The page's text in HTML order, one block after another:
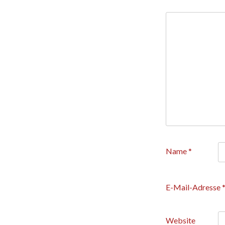
Name*
E-Mail-Adresse
Website